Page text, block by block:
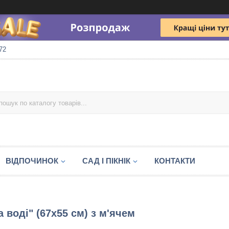
ВІДПОЧИНОК САД І ПІКНІК КОНТАКТИ
воді" (67х55 см) з м'ячем